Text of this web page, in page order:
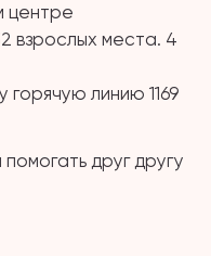
центре
взрослых места. 4
линию 1169
друг другу